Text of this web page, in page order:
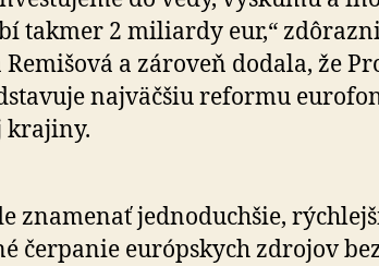
takmer 2 miliardy eur,“
a zároveň dodala, že
najväčšiu reformu
krajiny.
znamenať jednoduchšie,
čerpanie európskych zdrojov